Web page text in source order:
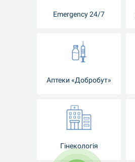
Emergency 24/7
Аптеки «Добробут»
Гінекологія